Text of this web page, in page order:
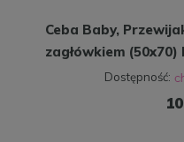
Ceba Baby,
zagłówkiem (50x70)
RozproszonyDostępność: